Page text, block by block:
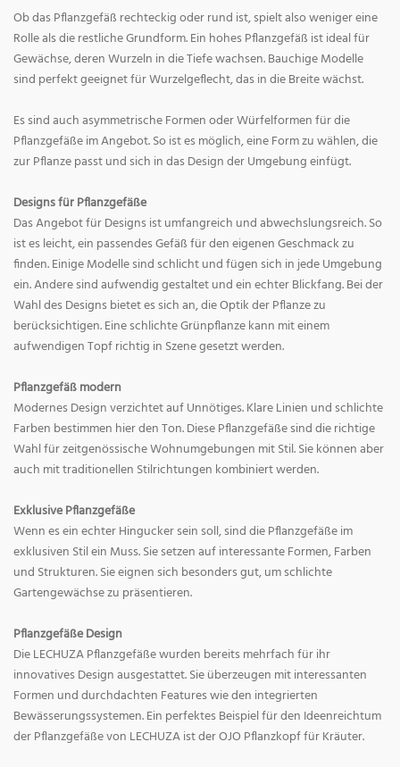
Ob das Pflanzgefäß rechteckig oder rund ist, spielt also weniger eine
Rolle als die restliche Grundform. Ein hohes Pflanzgefäß ist ideal für
Gewächse, deren Wurzeln in die Tiefe wachsen. Bauchige Modelle
sind perfekt geeignet für Wurzelgeflecht, das in die Breite wächst.
Es sind auch asymmetrische Formen oder Würfelformen für die
Pflanzgefäße im Angebot. So ist es möglich, eine Form zu wählen, die
zur Pflanze passt und sich in das Design der Umgebung einfügt.
Designs für Pflanzgefäße
Das Angebot für Designs ist umfangreich und abwechslungsreich. So
ist es leicht, ein passendes Gefäß für den eigenen Geschmack zu
finden. Einige Modelle sind schlicht und fügen sich in jede Umgebung
ein. Andere sind aufwendig gestaltet und ein echter Blickfang. Bei der
Wahl des Designs bietet es sich an, die Optik der Pflanze zu
berücksichtigen. Eine schlichte Grünpflanze kann mit einem
aufwendigen Topf richtig in Szene gesetzt werden.
Pflanzgefäß modern
Modernes Design verzichtet auf Unnötiges. Klare Linien und schlichte
Farben bestimmen hier den Ton. Diese Pflanzgefäße sind die richtige
Wahl für zeitgenössische Wohnumgebungen mit Stil. Sie können aber
auch mit traditionellen Stilrichtungen kombiniert werden.
Exklusive Pflanzgefäße
Wenn es ein echter Hingucker sein soll, sind die Pflanzgefäße im
exklusiven Stil ein Muss. Sie setzen auf interessante Formen, Farben
und Strukturen. Sie eignen sich besonders gut, um schlichte
Gartengewächse zu präsentieren.
Pflanzgefäße Design
Die LECHUZA Pflanzgefäße wurden bereits mehrfach für ihr
innovatives Design ausgestattet. Sie überzeugen mit interessanten
Formen und durchdachten Features wie den integrierten
Bewässerungssystemen. Ein perfektes Beispiel für den Ideenreichtum
der Pflanzgefäße von LECHUZA ist der OJO Pflanzkopf für Kräuter.